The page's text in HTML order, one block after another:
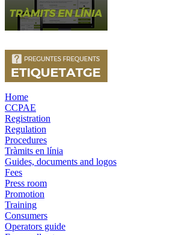
Home
CCPAE
Registration
Regulation
Procedures
Tràmits en línia
Guides, documents and logos
Fees
Press room
Promotion
Training
Consumers
Operators guide